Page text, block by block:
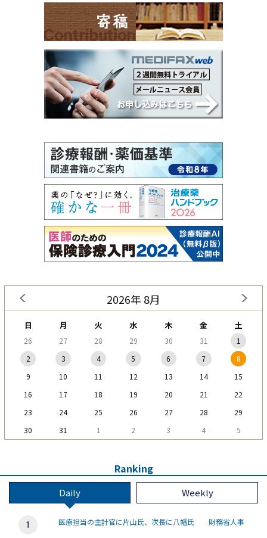
2026年 8月
日 月 火 水 木 金 土
26 27 28 29 30 31
1
2
3 4 5 6 7
8
9
10 11 12 13 14
15
16
17 18 19 20 21
22
23
24 25 26 27 28
29
30
31 1 2 3 4 5
Ranking
Daily Weekly
医療担当の主計官に片山氏、次長に八幡氏 財務省人事